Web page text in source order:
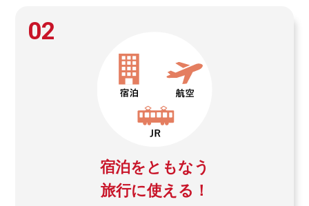
02
宿泊をともなう
旅行に使える！